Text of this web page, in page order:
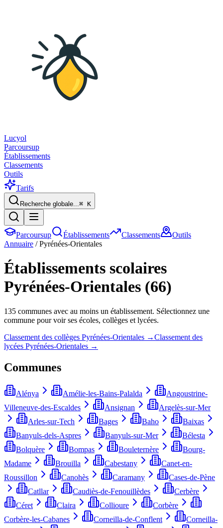
Lucyol
Parcoursup
Établissements
Classements
Outils
Tarifs
Recherche globale...⌘ K
Parcoursup Établissements Classements
Outils
Annuaire / Pyrénées-Orientales
Établissements scolaires
Pyrénées-Orientales (66)
135 communes avec au moins un établissement. Sélectionnez une
commune pour voir ses écoles, collèges et lycées.
Classement des collèges Pyrénées-Orientales →Classement des
lycées Pyrénées-Orientales →
Communes
Alénya Amélie-les-Bains-Palalda
Angoustrine-
Villeneuve-des-Escaldes
Ansignan
Argelès-sur-Mer
Arles-sur-Tech
Bages Baho
Baixas
Banyuls-dels-Aspres
Banyuls-sur-Mer
Bélesta
Bolquère
Bompas Bouleternère
Bourg-
Madame
Brouilla Cabestany
Canet-en-
Roussillon
Canohès Caramany
Cases-de-Pène
Catllar
Caudiès-de-Fenouillèdes
Cerbère
Céret
Claira Collioure
Corbère
Corbère-les-Cabanes
Corneilla-de-Conflent
Corneilla-